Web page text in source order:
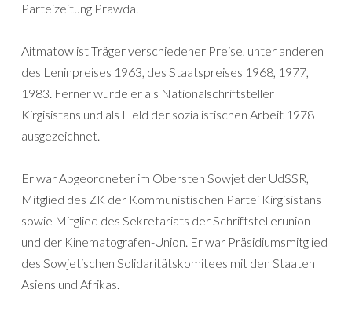
Parteizeitung Prawda.
Aitmatow ist Träger verschiedener Preise, unter anderen
des Leninpreises 1963, des Staatspreises 1968, 1977,
1983. Ferner wurde er als Nationalschriftsteller
Kirgisistans und als Held der sozialistischen Arbeit 1978
ausgezeichnet.
Er war Abgeordneter im Obersten Sowjet der UdSSR,
Mitglied des ZK der Kommunistischen Partei Kirgisistans
sowie Mitglied des Sekretariats der Schriftstellerunion
und der Kinematografen-Union. Er war Präsidiumsmitglied
des Sowjetischen Solidaritätskomitees mit den Staaten
Asiens und Afrikas.